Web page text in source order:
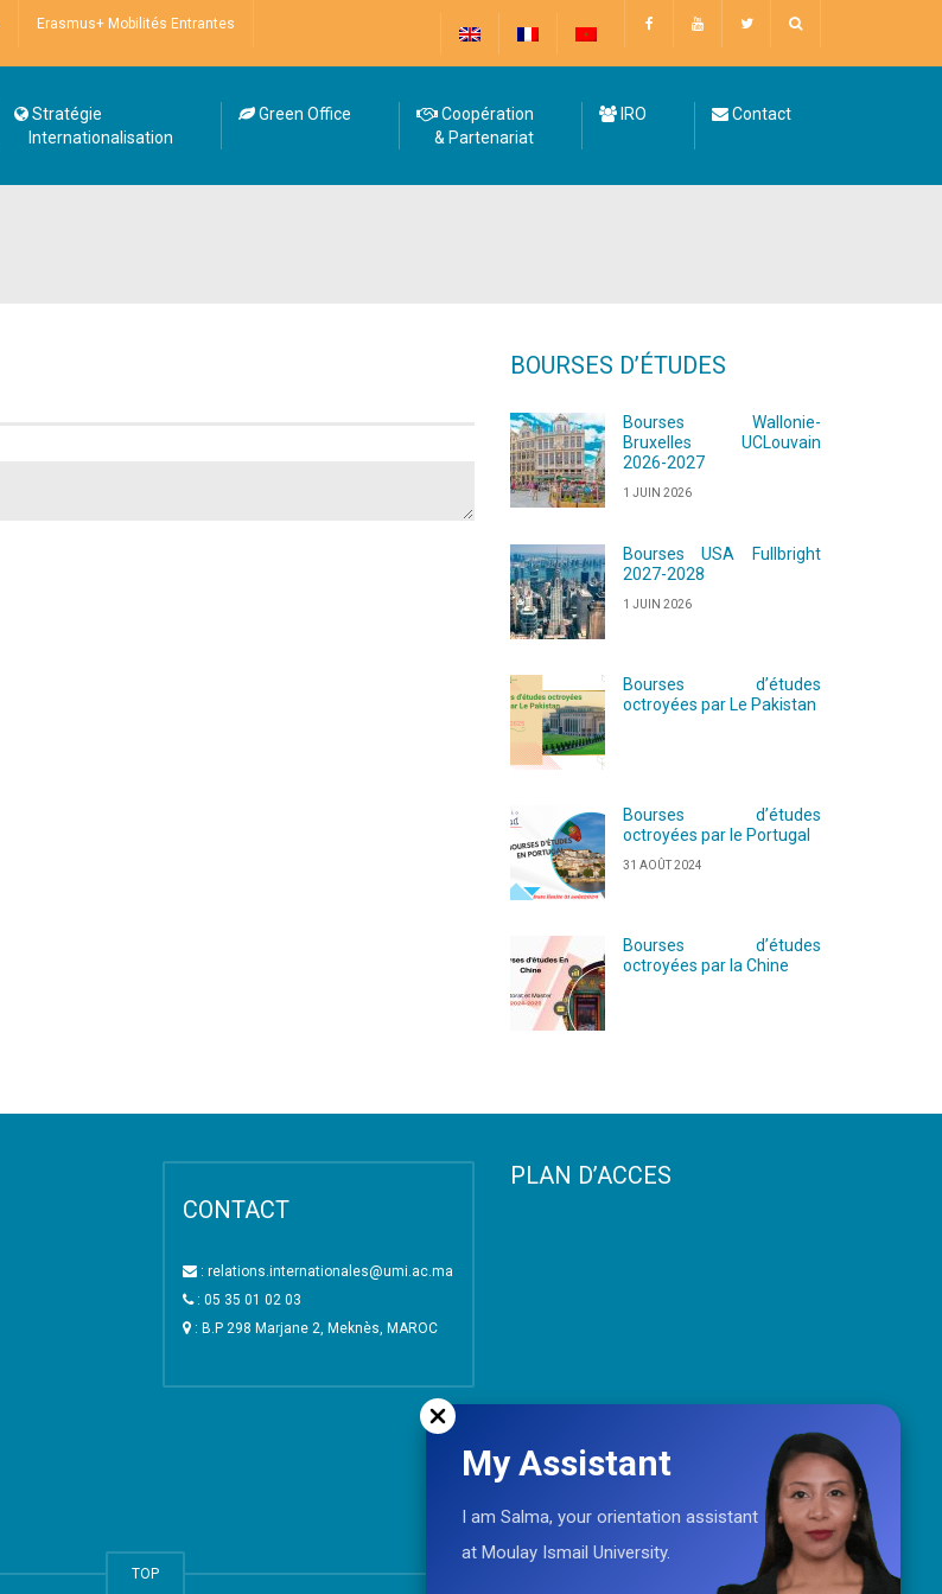
Erasmus+ Mobilités Entrantes
Stratégie
Internationalisation
Green Office
Coopération
& Partenariat
IRO Contact
BOURSES D’ÉTUDES
Bourses Wallonie-
Bruxelles UCLouvain
2026-2027
1 JUIN 2026
Bourses USA Fullbright
2027-2028
1 JUIN 2026
Bourses d’études
octroyées par Le Pakistan
Bourses d’études
octroyées par le Portugal
31 AOÛT 2024
Bourses d’études
octroyées par la Chine
CONTACT
: relations.internationales@umi.ac.ma
: 05 35 01 02 03
: B.P 298 Marjane 2, Meknès, MAROC
PLAN D’ACCES
TOP
My Assistant
I am Salma, your orientation assistant
at Moulay Ismail University.